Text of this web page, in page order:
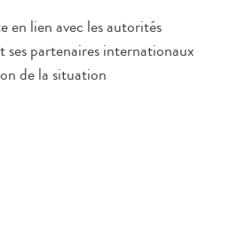
en lien avec les autorités
ses partenaires internationaux
de la situation